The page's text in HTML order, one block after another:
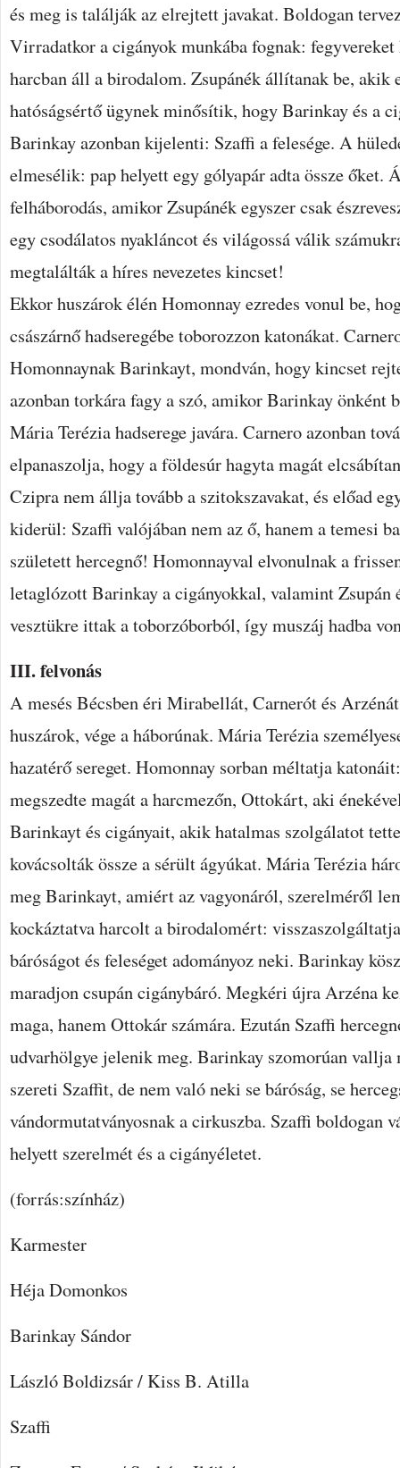
és meg is találják az elrejtett javakat. Boldogan
Virradatkor a cigányok munkába fognak: fegyvereket
harcban áll a birodalom. Zsupánék állítanak be, akik
hatóságsértő ügynek minősítik, hogy Barinkay és a
Barinkay azonban kijelenti: Szaffi a felesége. A
elmesélik: pap helyett egy gólyapár adta össze őket.
felháborodás, amikor Zsupánék egyszer csak
egy csodálatos nyakláncot és világossá válik
megtalálták a híres nevezetes kincset!
Ekkor huszárok élén Homonnay ezredes vonul be,
császárnő hadseregébe toborozzon katonákat.
Homonnaynak Barinkayt, mondván, hogy kincset
azonban torkára fagy a szó, amikor Barinkay önként
Mária Terézia hadserege javára. Carnero azonban
elpanaszolja, hogy a földesúr hagyta magát
Czipra nem állja tovább a szitokszavakat, és előad
kiderül: Szaffi valójában nem az ő, hanem a temesi
született hercegnő! Homonnayval elvonulnak a
letaglózott Barinkay a cigányokkal, valamint Zsupán
vesztükre ittak a toborzóborból, így muszáj hadba
III. felvonás
A mesés Bécsben éri Mirabellát, Carnerót és
huszárok, vége a háborúnak. Mária Terézia
hazatérő sereget. Homonnay sorban méltatja
megszedte magát a harcmezőn, Ottokárt, aki
Barinkayt és cigányait, akik hatalmas szolgálatot
kovácsolták össze a sérült ágyúkat. Mária Terézia
meg Barinkayt, amiért az vagyonáról, szerelméről
kockáztatva harcolt a birodalomért:
báróságot és feleséget adományoz neki. Barinkay
maradjon csupán cigánybáró. Megkéri újra Arzéna
maga, hanem Ottokár számára. Ezután Szaffi
udvarhölgye jelenik meg. Barinkay szomorúan vallja
szereti Szaffit, de nem való neki se báróság, se
vándormutatványosnak a cirkuszba. Szaffi boldogan
helyett szerelmét és a cigányéletet.
(forrás:színház)
Karmester
Héja Domonkos
Barinkay Sándor
László Boldizsár / Kiss B. Atilla
Szaffi